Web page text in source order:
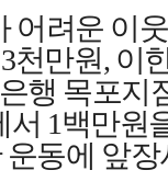
어려운 이
3천만원, 이
행 목포지
서 1백만원
동에 앞